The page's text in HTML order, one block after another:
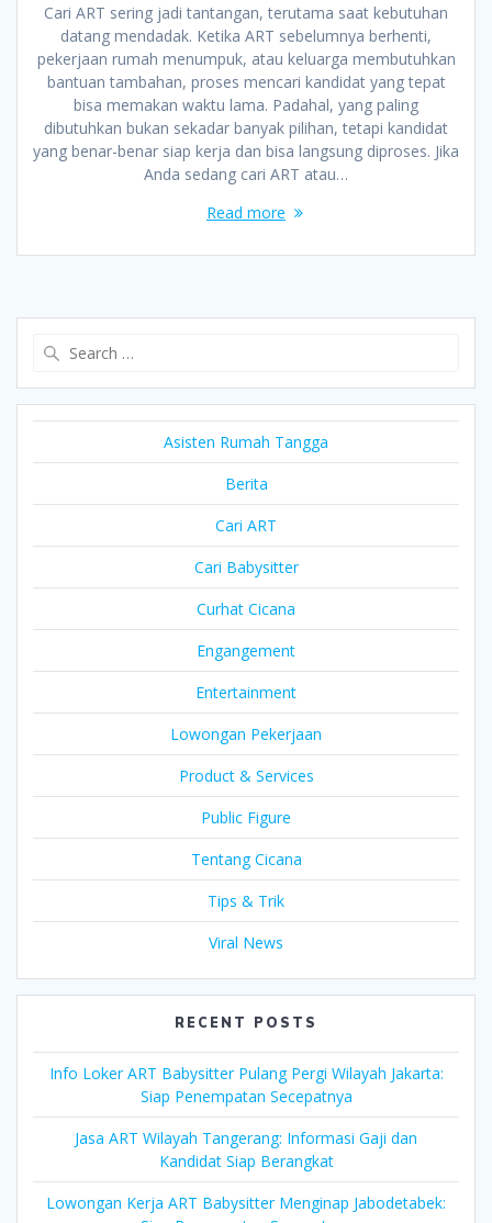
Cari ART sering jadi tantangan, terutama saat kebutuhan
datang mendadak. Ketika ART sebelumnya berhenti,
pekerjaan rumah menumpuk, atau keluarga membutuhkan
bantuan tambahan, proses mencari kandidat yang tepat
bisa memakan waktu lama. Padahal, yang paling
dibutuhkan bukan sekadar banyak pilihan, tetapi kandidat
yang benar-benar siap kerja dan bisa langsung diproses. Jika
Anda sedang cari ART atau…
Read more
Asisten Rumah Tangga
Berita
Cari ART
Cari Babysitter
Curhat Cicana
Engangement
Entertainment
Lowongan Pekerjaan
Product & Services
Public Figure
Tentang Cicana
Tips & Trik
Viral News
RECENT POSTS
Info Loker ART Babysitter Pulang Pergi Wilayah Jakarta:
Siap Penempatan Secepatnya
Jasa ART Wilayah Tangerang: Informasi Gaji dan
Kandidat Siap Berangkat
Lowongan Kerja ART Babysitter Menginap Jabodetabek: